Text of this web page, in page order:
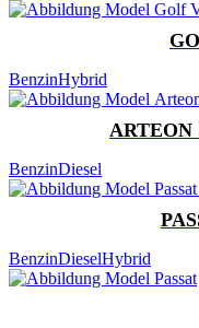
BenzinHybrid
BenzinDiesel
BenzinDieselHybrid